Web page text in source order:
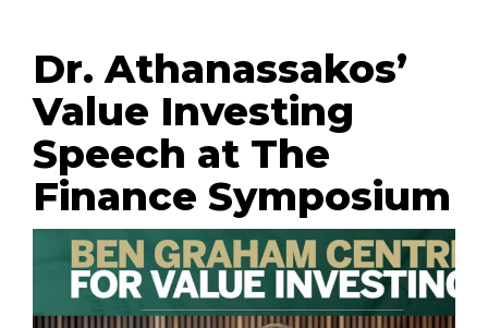
Dr. Athanassakos’
Value Investing
Speech at The
Finance Symposium